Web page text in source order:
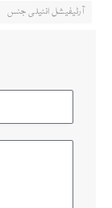
آرٹیفیشل انٹیلی جنس